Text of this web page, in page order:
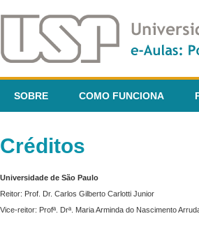
SOBRE COMO FUNCIONA
Créditos
Universidade de São Paulo
Reitor: Prof. Dr. Carlos Gilberto Carlotti Junior
Vice-reitor: Profª. Drª. Maria Arminda do Nascimento